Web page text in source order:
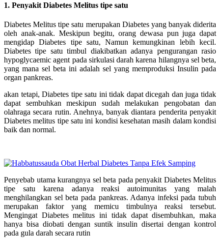
1. Penyakit Diabetes Melitus tipe satu
Diabetes Melitus tipe satu merupakan Diabetes yang banyak diderita
oleh anak-anak. Meskipun begitu, orang dewasa pun juga dapat
mengidap Diabetes tipe satu, Namun kemungkinan lebih kecil.
Diabetes tipe satu timbul diakibatkan adanya pengurangan rasio
hypoglycaemic agent pada sirkulasi darah karena hilangnya sel beta,
yang mana sel beta ini adalah sel yang memproduksi Insulin pada
organ pankreas.
akan tetapi, Diabetes tipe satu ini tidak dapat dicegah dan juga tidak
dapat sembuhkan meskipun sudah melakukan pengobatan dan
olahraga secara rutin. Anehnya, banyak diantara penderita penyakit
Diabetes melitus tipe satu ini kondisi kesehatan masih dalam kondisi
baik dan normal.
Penyebab utama kurangnya sel beta pada penyakit Diabetes Melitus
tipe satu karena adanya reaksi autoimunitas yang malah
menghilangkan sel beta pada pankreas. Adanya infeksi pada tubuh
merupakan faktor yang memicu timbulnya reaksi tersebut.
Mengingat Diabetes melitus ini tidak dapat disembuhkan, maka
hanya bisa diobati dengan suntik insulin disertai dengan kontrol
pada gula darah secara rutin